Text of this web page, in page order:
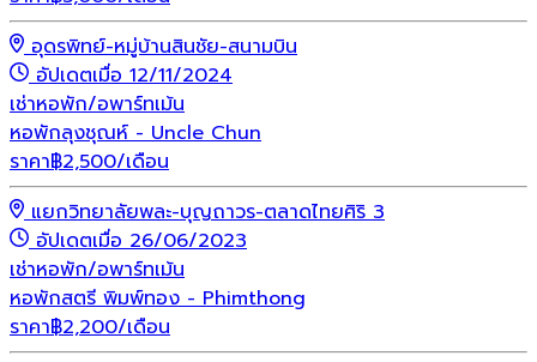
อุดรพิทย์-หมู่บ้านสินชัย-สนามบิน
อัปเดตเมื่อ 12/11/2024
เช่าหอพัก/อพาร์ทเม้น
หอพักลุงชุณห์ - Uncle Chun
ราคา฿2,500/เดือน
แยกวิทยาลัยพละ-บุญถาวร-ตลาดไทยศิริ 3
อัปเดตเมื่อ 26/06/2023
เช่าหอพัก/อพาร์ทเม้น
หอพักสตรี พิมพ์ทอง - Phimthong
ราคา฿2,200/เดือน